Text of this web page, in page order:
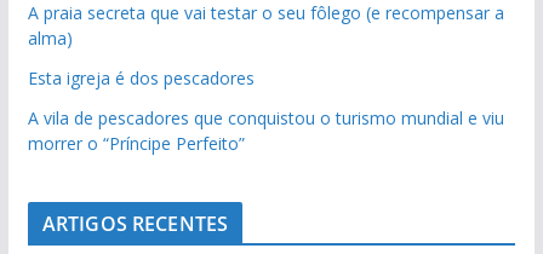
A praia secreta que vai testar o seu fôlego (e recompensar a
alma)
Esta igreja é dos pescadores
A vila de pescadores que conquistou o turismo mundial e viu
morrer o “Príncipe Perfeito”
ARTIGOS RECENTES